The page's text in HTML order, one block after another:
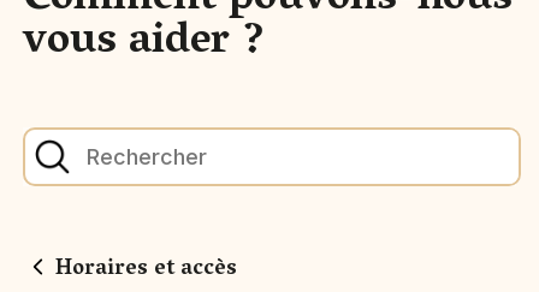
vous aider ?
Horaires et accès